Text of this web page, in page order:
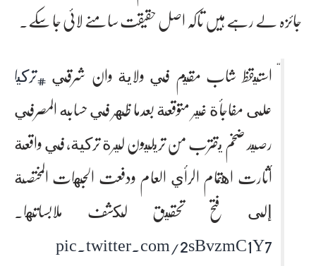
جائزہ لے رہے ہیں تاکہ اصل حقیقت سامنے لائی جا سکے۔
استيقظ شاب مقيم في ولاية وان شرقي#تركيا
على مفاجأة غير متوقعة بعدما ظهر في حسابه المصرفي
رصيد ضخم يقترب من تريليون ليرة تركية، في واقعة
أثارت اهتمام الرأي العام ودفعت الجهات المختصة
إلى فتح تحقيق لكشف ملابساتها.
pic.twitter.com/2sBvzmC1Y7